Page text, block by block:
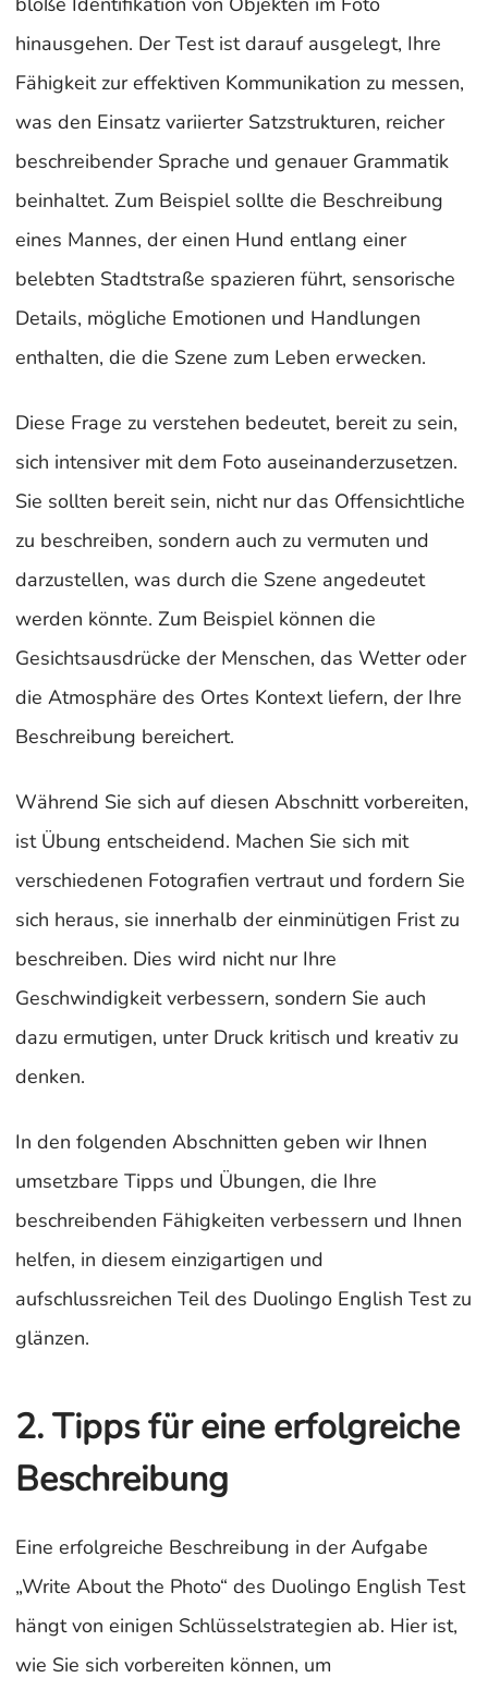
hinausgehen. Der Test ist darauf ausgelegt, Ihre
Fähigkeit zur effektiven Kommunikation zu messen,
was den Einsatz variierter Satzstrukturen, reicher
beschreibender Sprache und genauer Grammatik
beinhaltet. Zum Beispiel sollte die Beschreibung
eines Mannes, der einen Hund entlang einer
belebten Stadtstraße spazieren führt, sensorische
Details, mögliche Emotionen und Handlungen
enthalten, die die Szene zum Leben erwecken.
Diese Frage zu verstehen bedeutet, bereit zu sein,
sich intensiver mit dem Foto auseinanderzusetzen.
Sie sollten bereit sein, nicht nur das Offensichtliche
zu beschreiben, sondern auch zu vermuten und
darzustellen, was durch die Szene angedeutet
werden könnte. Zum Beispiel können die
Gesichtsausdrücke der Menschen, das Wetter oder
die Atmosphäre des Ortes Kontext liefern, der Ihre
Beschreibung bereichert.
Während Sie sich auf diesen Abschnitt vorbereiten,
ist Übung entscheidend. Machen Sie sich mit
verschiedenen Fotografien vertraut und fordern Sie
sich heraus, sie innerhalb der einminütigen Frist zu
beschreiben. Dies wird nicht nur Ihre
Geschwindigkeit verbessern, sondern Sie auch
dazu ermutigen, unter Druck kritisch und kreativ zu
denken.
In den folgenden Abschnitten geben wir Ihnen
umsetzbare Tipps und Übungen, die Ihre
beschreibenden Fähigkeiten verbessern und Ihnen
helfen, in diesem einzigartigen und
aufschlussreichen Teil des Duolingo English Test zu
glänzen.
2. Tipps für eine erfolgreiche
Beschreibung
Eine erfolgreiche Beschreibung in der Aufgabe
„Write About the Photo“ des Duolingo English Test
hängt von einigen Schlüsselstrategien ab. Hier ist,
wie Sie sich vorbereiten können, um